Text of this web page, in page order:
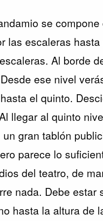
se
las escaleras
Al borde
ese nivel
el quinto.
llegar al quinto
gran tablón
parece lo
del teatro, de
nada. Debe
hasta la altura de